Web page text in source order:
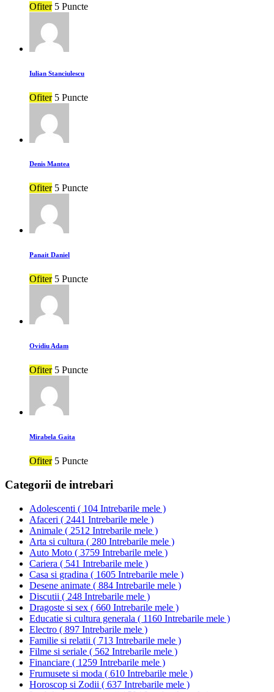
Ofiter 5 Puncte
Iulian Stanciulescu
Ofiter 5 Puncte
Denis Mantea
Ofiter 5 Puncte
Panait Daniel
Ofiter 5 Puncte
Ovidiu Adam
Ofiter 5 Puncte
Mirabela Gaita
Ofiter 5 Puncte
Categorii de intrebari
Adolescenti ( 104 Intrebarile mele )
Afaceri ( 2441 Intrebarile mele )
Animale ( 2512 Intrebarile mele )
Arta si cultura ( 280 Intrebarile mele )
Auto Moto ( 3759 Intrebarile mele )
Cariera ( 541 Intrebarile mele )
Casa si gradina ( 1605 Intrebarile mele )
Desene animate ( 884 Intrebarile mele )
Discutii ( 248 Intrebarile mele )
Dragoste si sex ( 660 Intrebarile mele )
Educatie si cultura generala ( 1160 Intrebarile mele )
Electro ( 897 Intrebarile mele )
Familie si relatii ( 713 Intrebarile mele )
Filme si seriale ( 562 Intrebarile mele )
Financiare ( 1259 Intrebarile mele )
Frumusete si moda ( 610 Intrebarile mele )
Horoscop si Zodii ( 637 Intrebarile mele )